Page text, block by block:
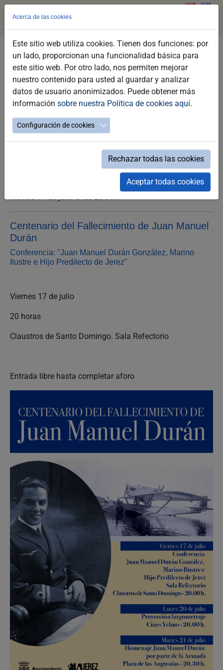
Saltar
contenido
principal
Conferencia "Juan Manuel Durán
González, Marino Ilustre e Hijo
Predilecto de Jerez
Centenario del fallecimiento de Juan Manuel
Durán
viernes 17 de julio a las 20:00h
Centenario del Fallecimiento de Juan Manuel
Durán
Conferencia: "Juan Manuel Durán González, Marino
Ilustre e Hijo Predilecto de Jerez"
Viernes 17 de julio
20 horas
Claustros de Santo Domingo. Sala Refectorio
Entrada libre hasta completar aforo
Acerca de las cookies
Este sitio web utiliza cookies. Tienen dos funciones: por
un lado, proporcionan una funcionalidad básica para
este sitio web. Por otro lado, nos permiten mejorar
nuestro contenido para usted al guardar y analizar
datos de usuario anonimizados. Puede obtener más
información sobre nuestra Política de cookies aquí.
Configuración de cookies
Rechazar todas las cookies
Aceptar todas cookies